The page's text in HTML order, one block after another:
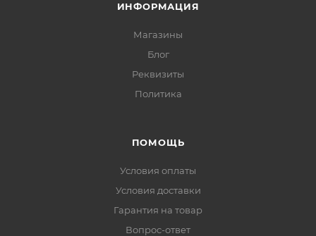
ИНФОРМАЦИЯ
Магазины
Блог
Реквизиты
Политика
ПОМОЩЬ
Условия оплаты
Условия доставки
Гарантия на товар
Вопрос-ответ